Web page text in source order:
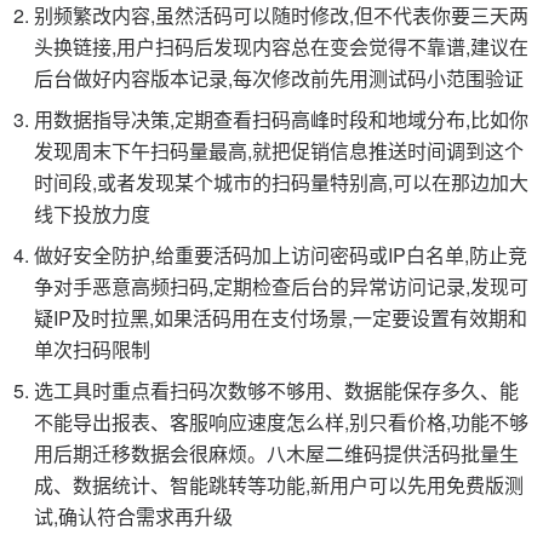
别频繁改内容,虽然活码可以随时修改,但不代表你要三天两
头换链接,用户扫码后发现内容总在变会觉得不靠谱,建议在
后台做好内容版本记录,每次修改前先用测试码小范围验证
用数据指导决策,定期查看扫码高峰时段和地域分布,比如你
发现周末下午扫码量最高,就把促销信息推送时间调到这个
时间段,或者发现某个城市的扫码量特别高,可以在那边加大
线下投放力度
做好安全防护,给重要活码加上访问密码或IP白名单,防止竞
争对手恶意高频扫码,定期检查后台的异常访问记录,发现可
疑IP及时拉黑,如果活码用在支付场景,一定要设置有效期和
单次扫码限制
选工具时重点看扫码次数够不够用、数据能保存多久、能
不能导出报表、客服响应速度怎么样,别只看价格,功能不够
用后期迁移数据会很麻烦。八木屋二维码提供活码批量生
成、数据统计、智能跳转等功能,新用户可以先用免费版测
试,确认符合需求再升级